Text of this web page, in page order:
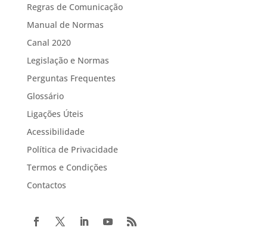
Regras de Comunicação
Manual de Normas
Canal 2020
Legislação e Normas
Perguntas Frequentes
Glossário
Ligações Úteis
Acessibilidade
Política de Privacidade
Termos e Condições
Contactos